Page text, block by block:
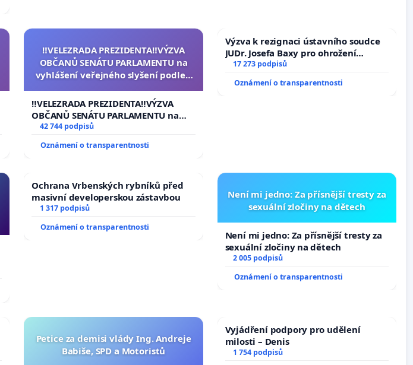
‼️VELEZRADA PREZIDENTA‼️VÝZVA
OBČANŮ SENÁTU PARLAMENTU na
vyhlášení veřejného slyšení podle §
návrhu na přijetí usnesení k podání
ústavní žaloby na prezidenta
republiky
‼️VELEZRADA PREZIDENTA‼️VÝZVA
OBČANŮ SENÁTU PARLAMENTU na
vyhlášení veřejného slyšení podle §
na přijetí usnesení k podání ústavní
42 744 podpisů
Oznámení o transparentnosti
Výzva k rezignaci ústavního soudce
JUDr. Josefa Baxy pro ohrožení
důvěry ve spravedlivý proces
17 273 podpisů
Oznámení o transparentnosti
Ochrana Vrbenských rybníků před
masivní developerskou zástavbou
1 317 podpisů
Oznámení o transparentnosti
Není mi jedno: Za přísnější tresty za
sexuální zločiny na dětech
Není mi jedno: Za přísnější tresty za
sexuální zločiny na dětech
2 005 podpisů
Oznámení o transparentnosti
Petice za demisi vlády Ing. Andreje
Babiše, SPD a Motoristů
Vyjádření podpory pro udělení
milosti – Denis
1 754 podpisů